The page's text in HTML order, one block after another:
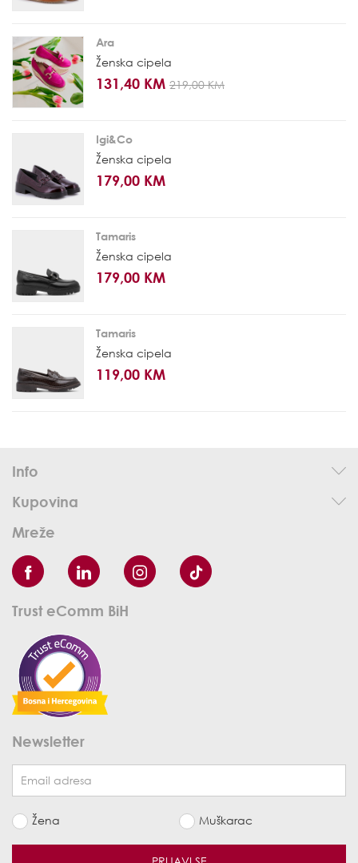
Ara
Ženska cipela
131,40 KM 219,00 KM
Igi&Co
Ženska cipela
179,00 KM
Tamaris
Ženska cipela
179,00 KM
Tamaris
Ženska cipela
119,00 KM
Info
Kupovina
Mreže
Trust eComm BiH
Newsletter
Žena Muškarac